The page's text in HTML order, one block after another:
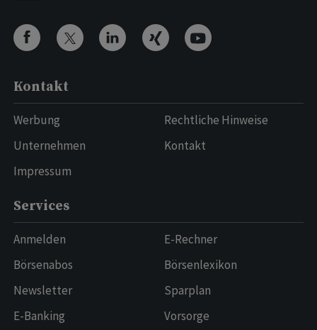
Kontakt
Werbung
Unternehmen
Impressum
Rechtliche Hinweise
Kontakt
Services
Anmelden
Börsenabos
Newsletter
E-Banking
E-Rechner
Börsenlexikon
Sparplan
Vorsorge